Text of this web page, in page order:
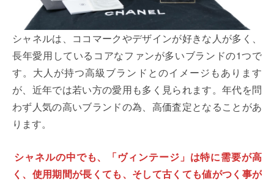
シャネルは、ココマークやデザインが好きな人が多く、
長年愛用しているコアなファンが多いブランドの1つで
す。大人が持つ高級ブランドとのイメージもあります
が、近年では若い方の愛用も多く見られます。年代を問
わず人気の高いブランドの為、高価査定となることがあ
ります。
シャネルの中でも、「ヴィンテージ」は特に需要が高
く、使用期間が長くても、そして古くても値がつく事が